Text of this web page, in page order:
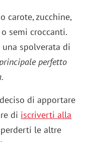
carote, zucchine,
o semi croccanti.
spolverata di
perfetto
di apportare
di iscriverti alla
le altre